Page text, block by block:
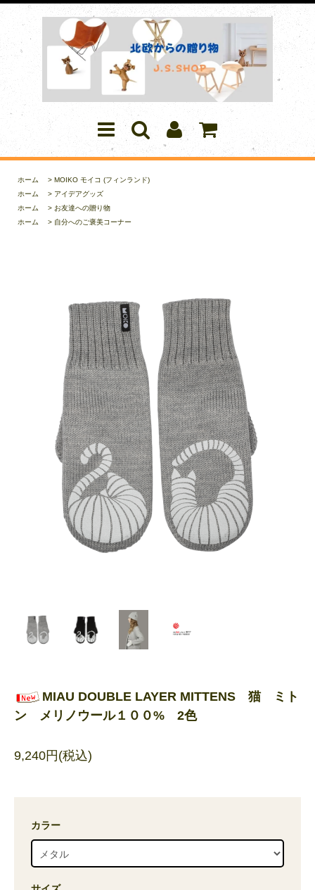
ホーム > MOIKO モイコ (フィンランド)
ホーム
> アイデアグッズ
ホーム
> お友達への贈り物
ホーム
> 自分へのご褒美コーナー
MIAU DOUBLE LAYER MITTENS 猫 ミト
ン メリノウール１００% 2色
9,240円(税込)
カラー